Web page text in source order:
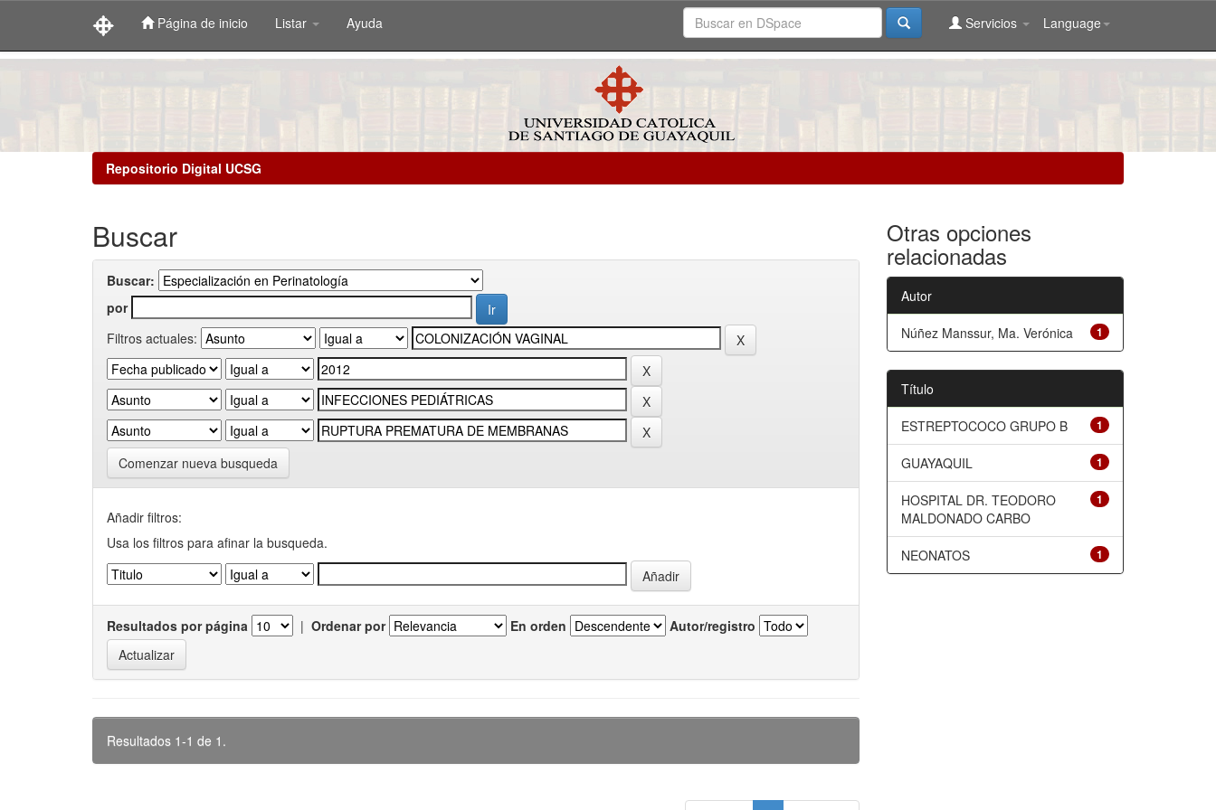
Página de inicio Listar Ayuda Language
Servicios
Repositorio Digital UCSG
Buscar
Buscar:
por
Filtros actuales:
Comenzar nueva busqueda
Añadir filtros:
Usa los filtros para afinar la busqueda.
Resultados por página | Ordenar por En orden Autor/registro
Resultados 1-1 de 1.
Otras opciones
relacionadas
Autor
1
Núñez Manssur, Ma. Verónica
Título
1
ESTREPTOCOCO GRUPO B
1
GUAYAQUIL
1
HOSPITAL DR. TEODORO
MALDONADO CARBO
1
NEONATOS